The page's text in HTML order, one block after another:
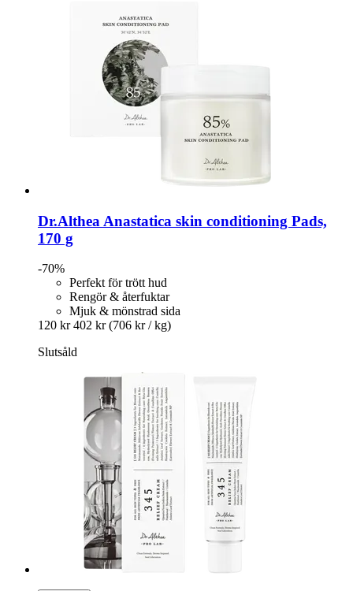
Dr.Althea Anastatica skin conditioning Pads,
170 g
-70%
Perfekt för trött hud
Rengör & återfuktar
Mjuk & mönstrad sida
120 kr 402 kr (706 kr / kg)
Slutsåld